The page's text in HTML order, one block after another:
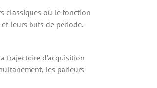
classiques où le fonction
leurs buts de période.
trajectoire d’acquisition
les parieurs